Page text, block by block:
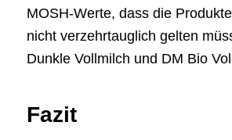
MOSH-Werte, dass die
nicht verzehrtauglich gelten
Dunkle Vollmilch und DM Bio
Fazit